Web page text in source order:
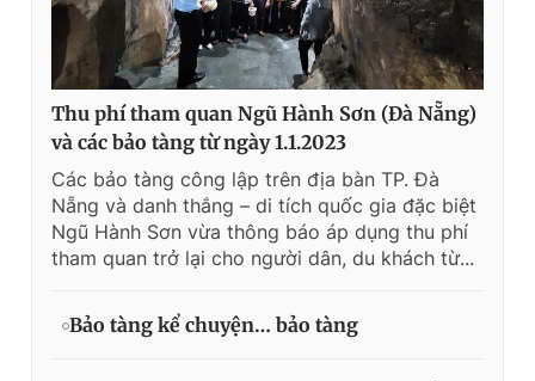
Thu phí tham quan Ngũ Hành Sơn (Đà Nẵng)
và các bảo tàng từ ngày 1.1.2023
Các bảo tàng công lập trên địa bàn TP. Đà
Nẵng và danh thắng – di tích quốc gia đặc biệt
Ngũ Hành Sơn vừa thông báo áp dụng thu phí
tham quan trở lại cho người dân, du khách từ...
Bảo tàng kể chuyện… bảo tàng